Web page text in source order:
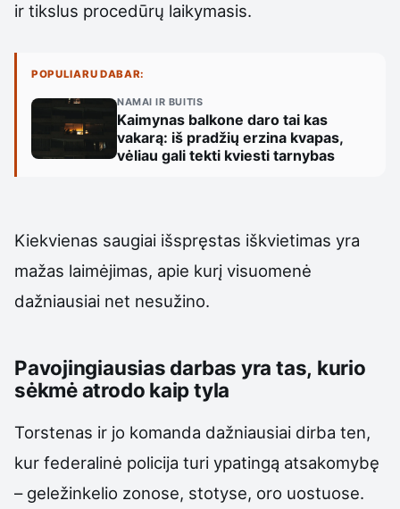
ir tikslus procedūrų laikymasis.
POPULIARU DABAR:
NAMAI IR BUITIS
Kaimynas balkone daro tai kas
vakarą: iš pradžių erzina kvapas,
vėliau gali tekti kviesti tarnybas
Kiekvienas saugiai išspręstas iškvietimas yra
mažas laimėjimas, apie kurį visuomenė
dažniausiai net nesužino.
Pavojingiausias darbas yra tas, kurio
sėkmė atrodo kaip tyla
Torstenas ir jo komanda dažniausiai dirba ten,
kur federalinė policija turi ypatingą atsakomybę
– geležinkelio zonose, stotyse, oro uostuose.